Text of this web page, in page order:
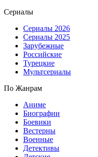
Сериалы
Сериалы 2026
Сериалы 2025
Зарубежные
Российские
Турецкие
Мультсериалы
По Жанрам
Аниме
Биографии
Боевики
Вестерны
Военные
Детективы